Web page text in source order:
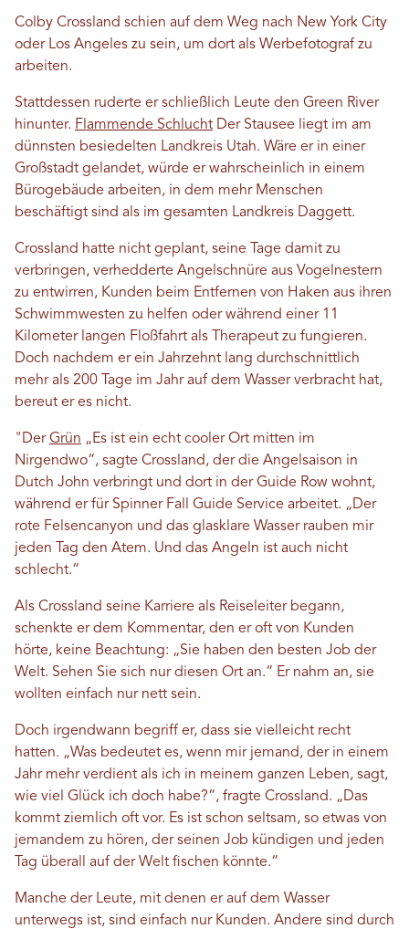
Colby Crossland schien auf dem Weg nach New York City
oder Los Angeles zu sein, um dort als Werbefotograf zu
arbeiten.
Stattdessen ruderte er schließlich Leute den Green River
hinunter. Flammende Schlucht Der Stausee liegt im am
dünnsten besiedelten Landkreis Utah. Wäre er in einer
Großstadt gelandet, würde er wahrscheinlich in einem
Bürogebäude arbeiten, in dem mehr Menschen
beschäftigt sind als im gesamten Landkreis Daggett.
Crossland hatte nicht geplant, seine Tage damit zu
verbringen, verhedderte Angelschnüre aus Vogelnestern
zu entwirren, Kunden beim Entfernen von Haken aus ihren
Schwimmwesten zu helfen oder während einer 11
Kilometer langen Floßfahrt als Therapeut zu fungieren.
Doch nachdem er ein Jahrzehnt lang durchschnittlich
mehr als 200 Tage im Jahr auf dem Wasser verbracht hat,
bereut er es nicht.
"DerGrün „Es ist ein echt cooler Ort mitten im
Nirgendwo“, sagte Crossland, der die Angelsaison in
Dutch John verbringt und dort in der Guide Row wohnt,
während er für Spinner Fall Guide Service arbeitet. „Der
rote Felsencanyon und das glasklare Wasser rauben mir
jeden Tag den Atem. Und das Angeln ist auch nicht
schlecht.“
Als Crossland seine Karriere als Reiseleiter begann,
schenkte er dem Kommentar, den er oft von Kunden
hörte, keine Beachtung: „Sie haben den besten Job der
Welt. Sehen Sie sich nur diesen Ort an.“ Er nahm an, sie
wollten einfach nur nett sein.
Doch irgendwann begriff er, dass sie vielleicht recht
hatten. „Was bedeutet es, wenn mir jemand, der in einem
Jahr mehr verdient als ich in meinem ganzen Leben, sagt,
wie viel Glück ich doch habe?“, fragte Crossland. „Das
kommt ziemlich oft vor. Es ist schon seltsam, so etwas von
jemandem zu hören, der seinen Job kündigen und jeden
Tag überall auf der Welt fischen könnte.“
Manche der Leute, mit denen er auf dem Wasser
unterwegs ist, sind einfach nur Kunden. Andere sind durch